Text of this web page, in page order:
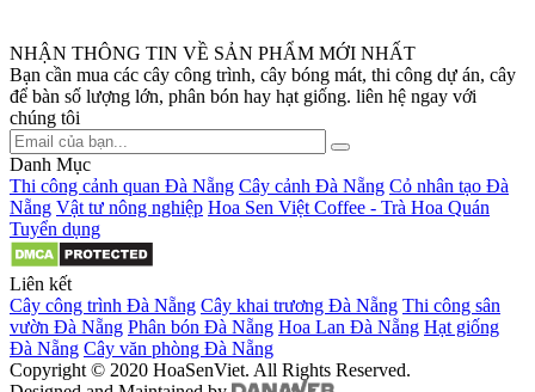
NHẬN THÔNG TIN VỀ SẢN PHẨM MỚI NHẤT
Bạn cần mua các cây công trình, cây bóng mát, thi công dự án, cây
để bàn số lượng lớn, phân bón hay hạt giống. liên hệ ngay với
chúng tôi
Danh Mục
Thi công cảnh quan Đà Nẵng Cây cảnh Đà Nẵng Cỏ nhân tạo Đà
Nẵng Vật tư nông nghiệp Hoa Sen Việt Coffee - Trà Hoa Quán
Tuyển dụng
Liên kết
Cây công trình Đà Nẵng Cây khai trương Đà Nẵng Thi công sân
vườn Đà Nẵng Phân bón Đà Nẵng Hoa Lan Đà Nẵng Hạt giống
Đà Nẵng Cây văn phòng Đà Nẵng
Copyright © 2020 HoaSenViet. All Rights Reserved.